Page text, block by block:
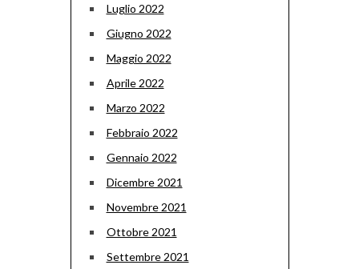
Luglio 2022
Giugno 2022
Maggio 2022
Aprile 2022
Marzo 2022
Febbraio 2022
Gennaio 2022
Dicembre 2021
Novembre 2021
Ottobre 2021
Settembre 2021